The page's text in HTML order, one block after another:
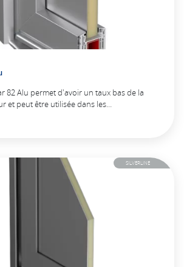
82 Alu permet d'avoir un taux bas de la
et peut être utilisée dans les…
SILVERLINE